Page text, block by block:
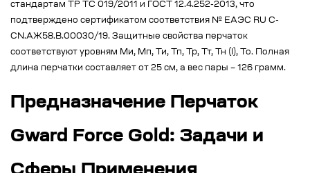
стандартам ТР ТС 019/2011 и ГОСТ 12.4.252-2013, что
подтверждено сертификатом соответствия № EAЭС RU C-
CN.АЖ58.В.00030/19. Защитные свойства перчаток
соответствуют уровням Ми, Мп, Ти, Тп, Тр, Тт, Тн (I), То. Полная
длина перчатки составляет от 25 см, а вес пары – 126 грамм.
Предназначение Перчаток
Gward Force Gold: Задачи и